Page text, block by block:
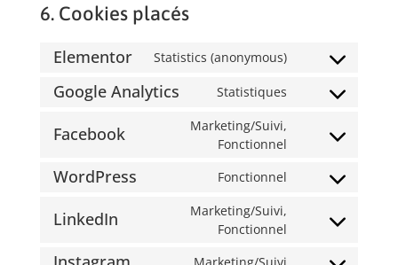
6. Cookies placés
Elementor Statistics (anonymous)
Google Analytics Statistiques
Facebook
Marketing/Suivi,
Fonctionnel
WordPress Fonctionnel
LinkedIn
Marketing/Suivi,
Fonctionnel